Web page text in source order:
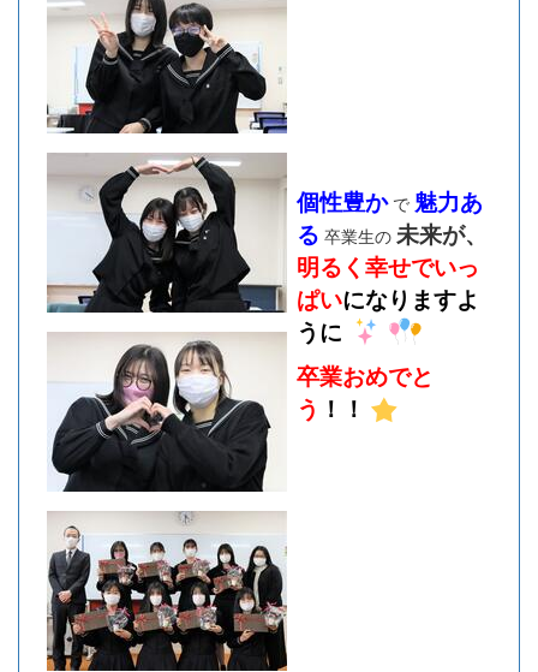
個性豊かで 魅力あ
る 卒業生の 未来が、
明るく幸せでいっ
ぱいになりますよ
うに
卒業おめでと
う ！！